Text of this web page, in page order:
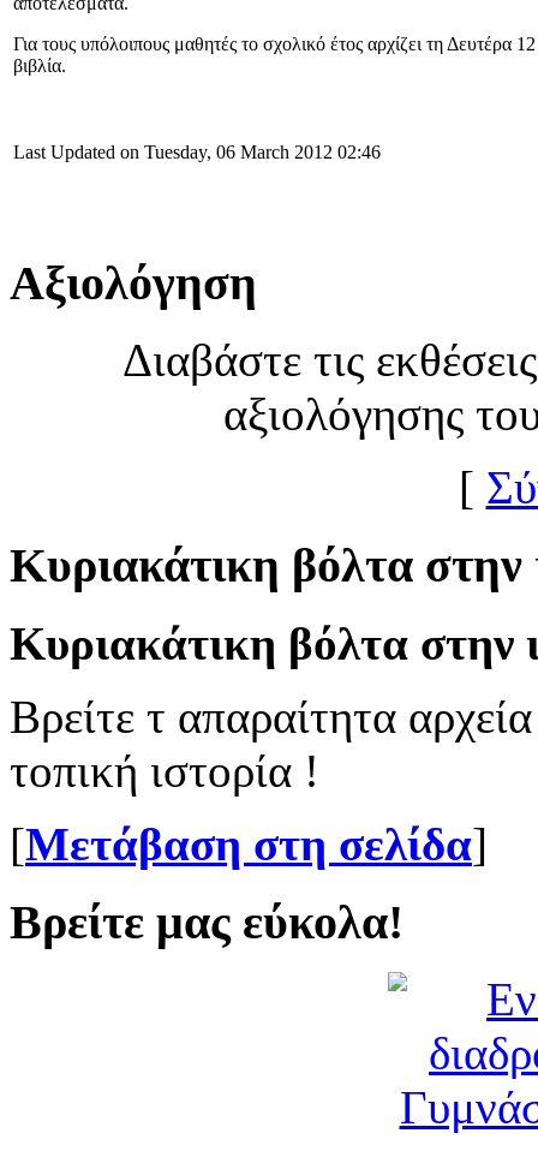
Για τους υπόλοιπους μαθητές το σχολικό έτος αρχίζει τη Δευτέρα
βιβλία.
Last Updated on Tuesday, 06 March 2012 02:46
Αξιολόγηση
Διαβάστε τις
αξιολόγησης
[
Κυριακάτικη βόλτα στην
Κυριακάτικη βόλτα στην
Βρείτε τ απαραίτητα
τοπική ιστορία !
[Μετάβαση στη σελίδα]
Βρείτε μας εύκολα!